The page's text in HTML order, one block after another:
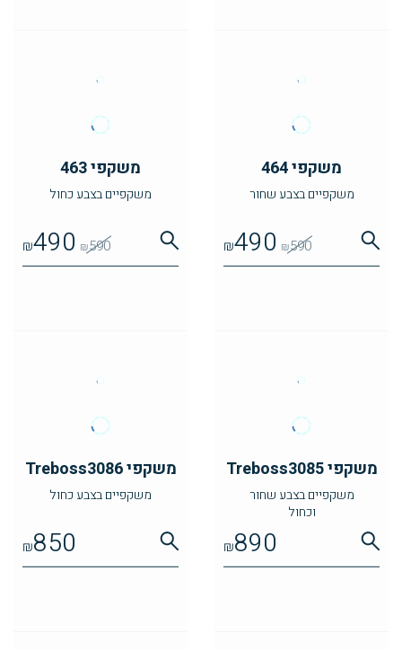
משקפי 464
משקפיים בצבע שחור
₪590
₪490
משקפי 463
משקפיים בצבע כחול
₪590
₪490
משקפי Treboss3085
משקפיים בצבע שחור
וכחול
₪890
משקפי Treboss3086
משקפיים בצבע כחול
₪850